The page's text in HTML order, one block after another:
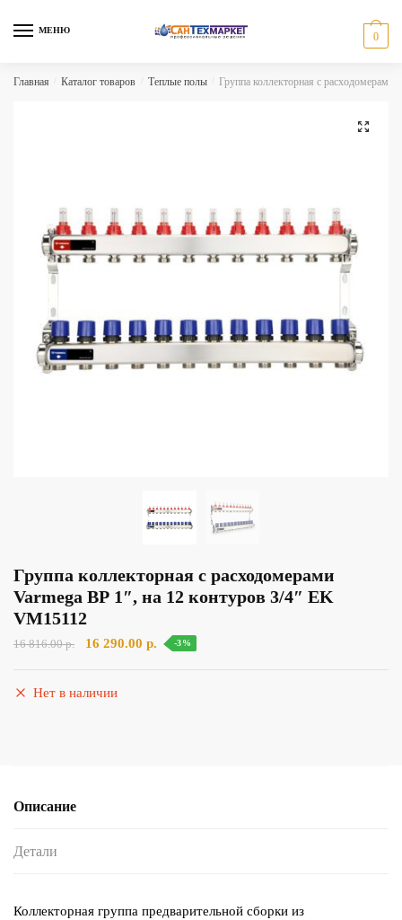
МЕНЮ
0
Главная Каталог товаров Теплые полы Группа коллекторная с
🔍
Группа коллекторная с расходомерами
Varmega ВР 1″, на 12 контуров 3/4″ EK
VM15112
16 816.00р.
Первоначальная
16 290.00 р. Текущая
-3%
Нет в наличии
Описание
Детали
Коллекторная группа предварительной сборки из